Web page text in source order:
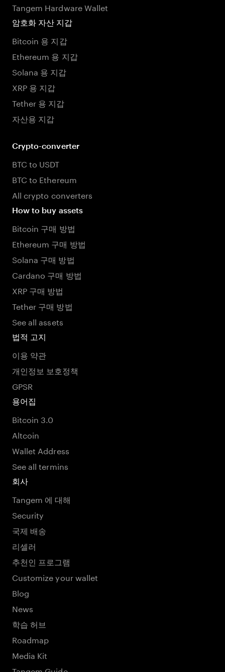
Tangem Hardware Wallet
암호화 자산 지갑
Bitcoin 용 지갑
Ethereum 용 지갑
Solana 용 지갑
XRP 용 지갑
Tether 용 지갑
자산용 지갑
Crypto-converter
BTC to USDT
BTC to Ethereum
All crypto converters
How to buy assets
Bitcoin 구매 방법
Ethereum 구매 방법
Solana 구매 방법
Cardano 구매 방법
XRP 구매 방법
Tether 구매 방법
See all assets
법적 고지
이용 약관
개인정보 보호정책
GPSR
용어집
Bitcoin 3.0
Altcoin
Wallet Address
See all termins
회사
Tangem 에 대해
Security
국제 배송
리셀러
추천인 프로그램
Customize your wallet
Blog
News
학습 허브
Roadmap
Media Kit